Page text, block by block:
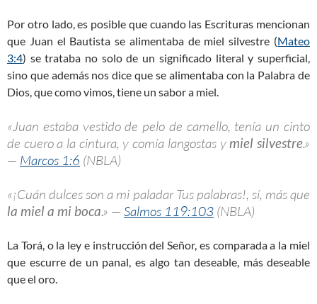
Por otro lado, es posible que cuando las Escrituras mencionan
que Juan el Bautista se alimentaba de miel silvestre (Mateo
3:4) se trataba no solo de un significado literal y superficial,
sino que además nos dice que se alimentaba con la Palabra de
Dios, que como vimos, tiene un sabor a miel.
«Juan estaba vestido de pelo de camello, tenía un cinto
de cuero a la cintura, y comía langostas ymiel silvestre.»
— Marcos 1:6 (NBLA)
«¡Cuán dulces son a mi paladar Tus palabras!, sí, más que
la miel a mi boca.» — Salmos 119:103 (NBLA)
La Torá, o la ley e instrucción del Señor, es comparada a la miel
que escurre de un panal, es algo tan deseable, más deseable
que el oro.